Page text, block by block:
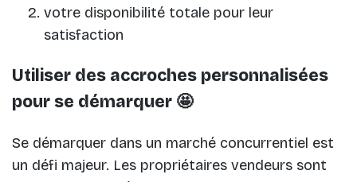
votre disponibilité totale pour leur
satisfaction
Utiliser des accroches personnalisées
pour se démarquer 🤩
Se démarquer dans un marché concurrentiel est
un défi majeur. Les propriétaires vendeurs sont